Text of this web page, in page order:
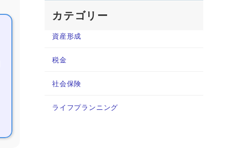
カテゴリー
資産形成
税金
社会保険
ライフプランニング